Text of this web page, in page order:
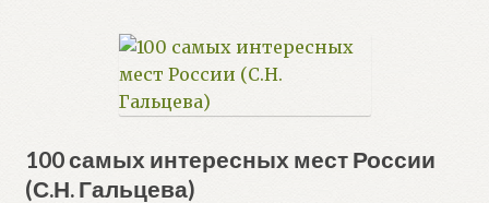
100 самых интересных мест России
(С.Н. Гальцева)